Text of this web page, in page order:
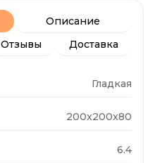
Описание
Отзывы Доставка
Гладкая
200x200x80
6.4